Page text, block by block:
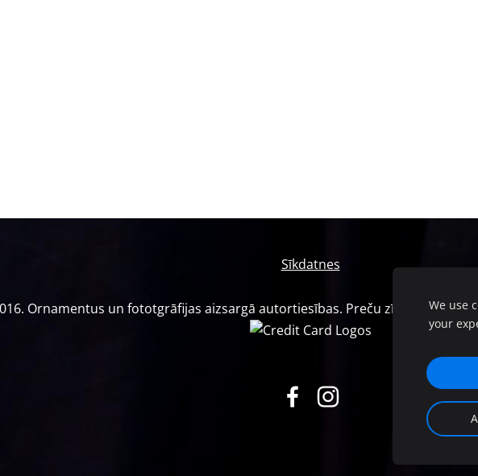
Sīkdatnes
Ornamentus un fototgrāfijas aizsargā autortiesības. Preču zīme Nr.M 72
We use
your